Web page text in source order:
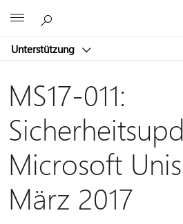
Unterstützung
MS17-011:
Microsoft
März 2017